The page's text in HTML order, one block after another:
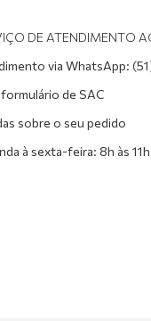
DE ATENDIMENTO
via WhatsApp:
de SAC
sobre o seu pedido
à sexta-feira: 8h às